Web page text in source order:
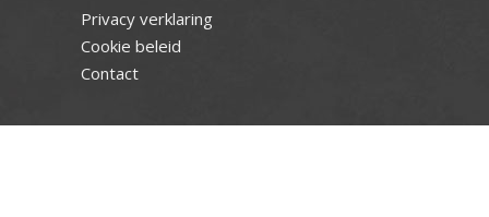
Privacy verklaring
Cookie beleid
Contact